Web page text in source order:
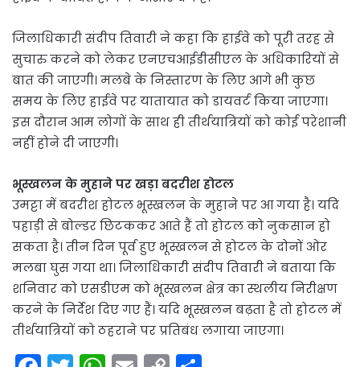
जिलाधिकारी संदीप तिवारी ने कहा कि हाईवे को पूरी तरह से
सुचारु करने को लेकर एनएचआईडीसीएल के अधिकारियों से
बात की जाएगी। मलबे के निस्तारण के लिए आगे भी कुछ
समय के लिए हाईवे पर यातायात को डायवर्ट किया जाएगा।
इस दौरान आम लोगों के साथ ही तीर्थयात्रियों को कोई परेशानी
नहीं होने दी जाएगी।
भूस्खलन के मुहाने पर खड़ा बदरीश होटल
उमट्टा में बदरीश होटल भूस्खलन के मुहाने पर आ गया है। यदि
पहाड़ी से बोल्डर छिटककर आते हैं तो होटल को नुकसान हो
सकता है। तीन दिन पूर्व हुए भूस्खलन से होटल के दोनों ओर
मलबा घुस गया था। जिलाधिकारी संदीप तिवारी ने बताया कि
शनिवार को एसडीएम को भूस्खलन क्षेत्र का स्थलीय निरीक्षण
करने के निर्देश दिए गए हैं। यदि भूस्खलन बढ़ता है तो होटल में
तीर्थयात्रियों को ठहराने पर प्रतिबंध लगाया जाएगा।